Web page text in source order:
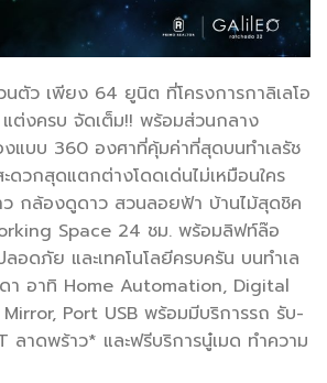
ตัว เพียง 64 ยูนิต ที่โครงการกาลิเลโอ
ต่งครบ จัดเต็ม!! พร้อมส่วนกลาง
แบบ 360 องศาที่คุ้มค่าที่สุดบนทำเลรัช
ดวกสุดแตกต่างโดดเด่นไม่เหมือนใคร
ว กล้องดูดาว สวนลอยฟ้า บ้านไม้สุดชิค
Space 24 ชม. พร้อมลิฟท์ล๊อ
อดภัย และเทคโนโลยีครบครัน บนทำเล
า อาทิ Home Automation, Digital
Port USB พร้อมมีบริการรถ รับ-
ลาดพร้าว* และฟรีบริการนู๋เมด ทำความ